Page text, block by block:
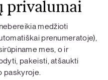
privalumai
medžioti
prenumeratoje),
mes, o ir
pakeisti, atšaukti
paskyroje.